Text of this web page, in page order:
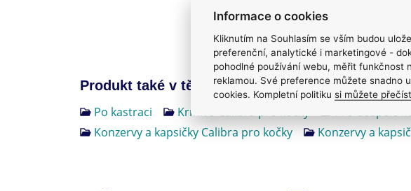
Produkt také v těchto kategoriích8
Po kastraci
Krmivo Calibra pro kočky Pro dospělé
Konzervy a kapsičky Calibra pro kočky
Konzervy a
Informace o cookies
Kliknutím na Souhlasím se vším budou
preferenční, analytické i marketingové -
pohodlné používání webu, měřit funkčnost
reklamou. Své preference můžete snadno
cookies. Kompletní politiku si můžete